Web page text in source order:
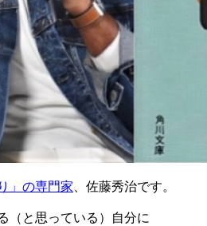
」の専門家 、佐藤秀治です。
（と思っている）自分に